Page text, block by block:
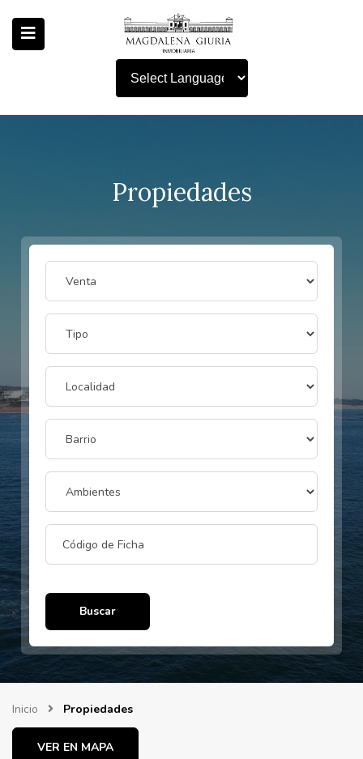
Propiedades
Buscar
Inicio Propiedades
VER EN MAPA